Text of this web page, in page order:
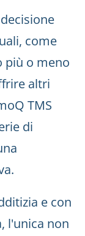
come
più o meno
altri
TMS
di
e con
l'unica non